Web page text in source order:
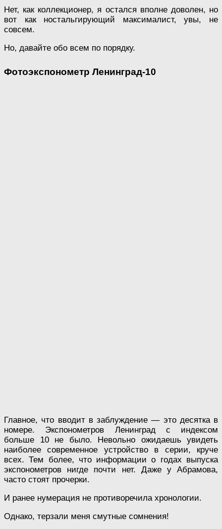
Нет, как коллекционер, я остался вполне доволен, но
вот как ностальгирующий максималист, увы, не
совсем.
Но, давайте обо всем по порядку.
Фотоэкспонометр Ленинград-10
Главное, что вводит в заблуждение — это десятка в
номере. Экспонометров Ленинград с индексом
больше 10 не было. Невольно ожидаешь увидеть
наиболее современное устройство в серии, круче
всех. Тем более, что информации о годах выпуска
экспонометров нигде почти нет. Даже у Абрамова,
часто стоят прочерки.
И ранее нумерация не противоречила хронологии.
Однако, терзали меня смутные сомнения!